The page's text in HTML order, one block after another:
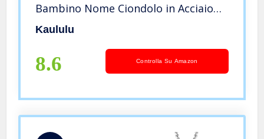
Bambino Nome Ciondolo in Acciaio
Inossidabile Nome Graver Regalo
Heart 1#)
Kaululu
8.6 Controlla Su Amazon